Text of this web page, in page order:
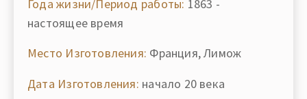
Года жизни/Период работы: 1863 -
настоящее время
Место Изготовления: Франция, Лимож
Дата Изготовления: начало 20 века